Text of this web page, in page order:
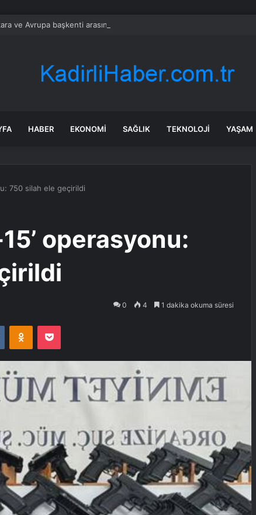
ve Avrupa başkenti arasında yeni ticaret görüşmeleri yolda
HABER EKONOMI SAĞLIK TEKNOLOJI YAŞAM
750 silah ele geçirildi
operasyonu:
0 4 1 dakika okuma süresi
VKontakteOdnoklassniki
Pocket